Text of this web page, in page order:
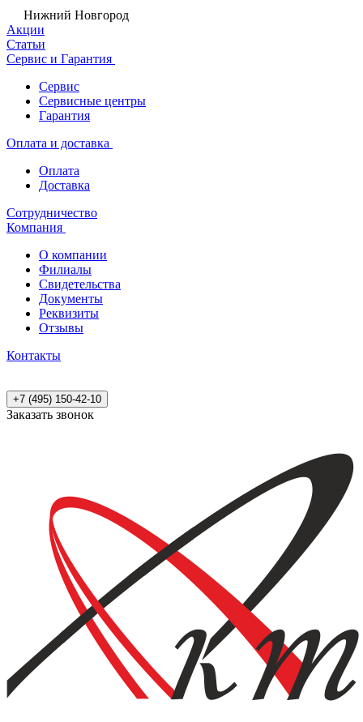
Нижний Новгород
Акции
Статьи
Сервис и Гарантия
Сервис
Сервисные центры
Гарантия
Оплата и доставка
Оплата
Доставка
Сотрудничество
Компания
О компании
Филиалы
Свидетельства
Документы
Реквизиты
Отзывы
Контакты
+7 (495) 150-42-10
Заказать звонок